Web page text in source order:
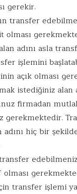
gerekir.
transfer
olması
adını asla
işlemini
açık olması
istediğiniz alan
firmadan
gerekmektedir.
adını hiç bir
transfer
transfer işlemi